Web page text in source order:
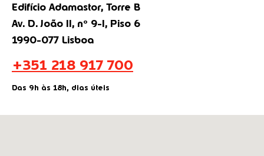
Edifício Adamastor, Torre B
Av. D. João II, nº 9-I, Piso 6
1990-077 Lisboa
+351 218 917 700
Das 9h às 18h, dias úteis